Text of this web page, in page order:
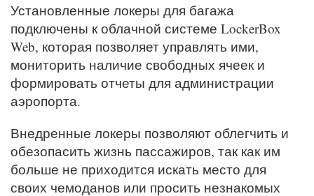
Установленные локеры для багажа
подключены к облачной системе LockerBox
Web, которая позволяет управлять ими,
мониторить наличие свободных ячеек и
формировать отчеты для администрации
аэропорта.
Внедренные локеры позволяют облегчить и
обезопасить жизнь пассажиров, так как им
больше не приходится искать место для
своих чемоданов или просить незнакомых